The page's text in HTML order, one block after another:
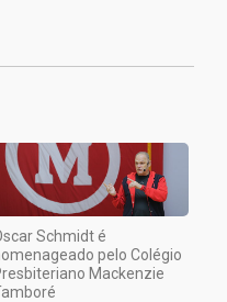
Schmidt é
pelo Colégio
Mackenzie